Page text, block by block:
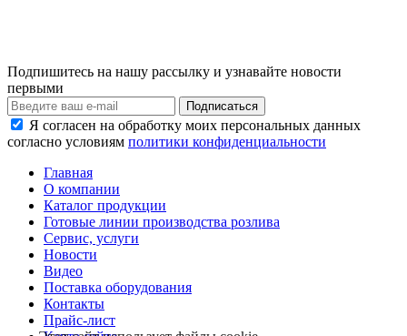
Подпишитесь на нашу рассылку и узнавайте новости
первыми
Я согласен на обработку моих персональных данных
согласно условиям политики конфиденциальности
Главная
О компании
Каталог продукции
Готовые линии производства розлива
Сервис, услуги
Новости
Видео
Поставка оборудования
Контакты
Прайс-лист